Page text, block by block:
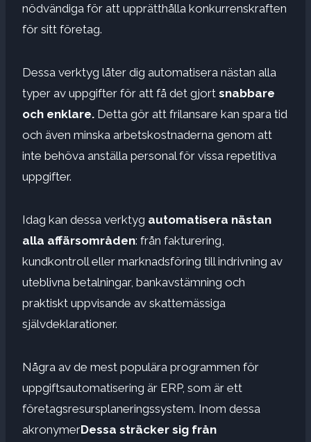
nödvändiga för att upprätthålla konkurrenskraften
för sitt företag.
Dessa verktyg låter dig automatisera nästan alla
typer av uppgifter för att få det gjort snabbare
och enklare. Detta gör att frilansare kan spara tid
och även minska arbetskostnaderna genom att
inte behöva anställa personal för vissa repetitiva
uppgifter.
Idag kan dessa verktyg automatisera nästan
alla affärsområden: från fakturering,
kundkontroll eller marknadsföring till indrivning av
uteblivna betalningar, bankavstämning och
praktiskt uppvisande av skattemässiga
självdeklarationer.
Några av de mest populära programmen för
uppgiftsautomatisering är ERP, som är ett
företagsresursplaneringssystem. Inom dessa
akronymerDessa sträcker sig från